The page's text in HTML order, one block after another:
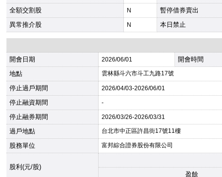
全額交割股
N
暫停借券賣出
異常推介股
N 本日禁止
開會日期 2026/06/01
開會時間
地點
雲林縣斗六市斗工九路17號
停止過戶期間 2026/04/03-2026/06/01
停止融資期間 -
停止融券期間 2026/03/26-2026/03/31
過戶地點 台北市中正區許昌街17號11樓
股務單位 富邦綜合證券股份有限公司
股利(元/股)
盈餘